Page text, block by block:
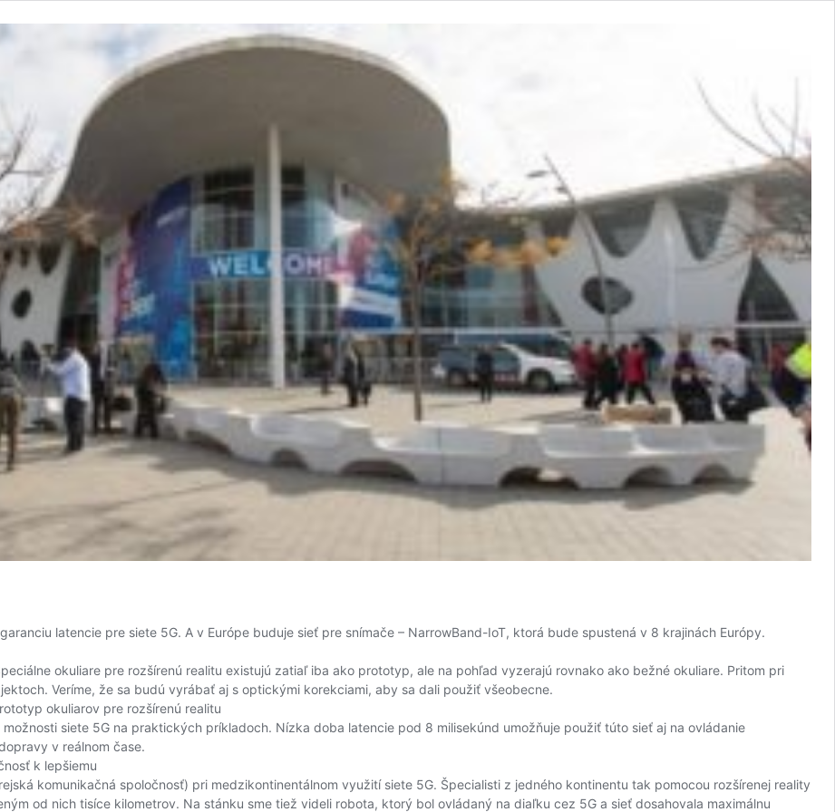
latencie pre siete 5G. A v Európe buduje sieť pre snímače – NarrowBand-IoT, ktorá bude spustená v 8 krajinách Európy.
okuliare pre rozšírenú realitu existujú zatiaľ iba ako prototyp, ale na pohľad vyzerajú rovnako ako bežné okuliare. Pritom pri
Veríme, že sa budú vyrábať aj s optickými korekciami, aby sa dali použiť všeobecne.
okuliarov pre rozšírenú realitu
možnosti siete 5G na praktických príkladoch. Nízka doba latencie pod 8 milisekúnd umožňuje použiť túto sieť aj na ovládanie
v reálnom čase.
k lepšiemu
komunikačná spoločnosť) pri medzikontinentálnom využití siete 5G. Špecialisti z jedného kontinentu tak pomocou rozšírenej reality
od nich tisíce kilometrov. Na stánku sme tiež videli robota, ktorý bol ovládaný na diaľku cez 5G a sieť dosahovala maximálnu